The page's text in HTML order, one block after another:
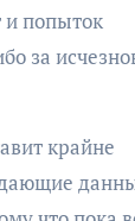
и попыток
за
крайне